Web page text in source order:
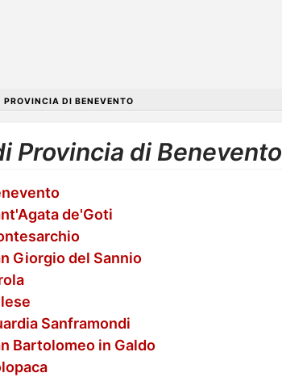
PROVINCIA DI BENEVENTO
Provincia di Benevento
de'Goti
Giorgio del Sannio
Sanframondi
Bartolomeo in Galdo